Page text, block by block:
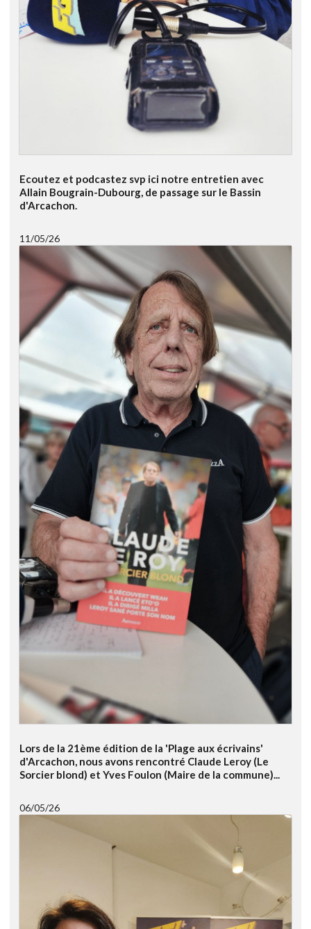
Ecoutez et podcastez svp ici notre entretien avec
Allain Bougrain-Dubourg, de passage sur le Bassin
d'Arcachon.
11/05/26
Lors de la 21ème édition de la 'Plage aux écrivains'
d'Arcachon, nous avons rencontré Claude Leroy (Le
Sorcier blond) et Yves Foulon (Maire de la commune)...
06/05/26